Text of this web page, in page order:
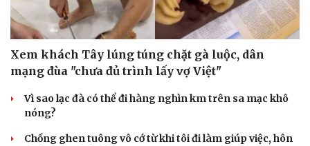
Xem khách Tây lúng túng chặt gà luộc, dân
mạng đùa "chưa đủ trình lấy vợ Việt"
Vì sao lạc đà có thể đi hàng nghìn km trên sa mạc khô
nóng?
Chồng ghen tuông vô cớ từ khi tôi đi làm giúp việc, hôn